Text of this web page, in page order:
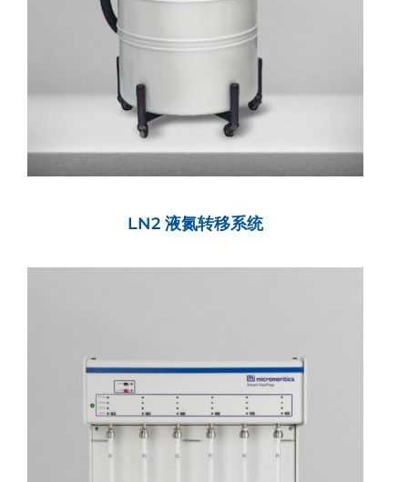
LN2 液氮转移系统